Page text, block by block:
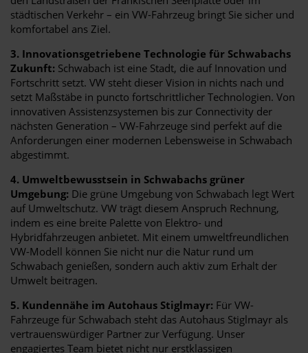
städtischen Verkehr – ein VW-Fahrzeug bringt Sie sicher und
komfortabel ans Ziel.
3. Innovationsgetriebene Technologie für Schwabachs
Zukunft: Schwabach ist eine Stadt, die auf Innovation und
Fortschritt setzt. VW steht dieser Vision in nichts nach und
setzt Maßstäbe in puncto fortschrittlicher Technologien. Von
innovativen Assistenzsystemen bis zur Connectivity der
nächsten Generation – VW-Fahrzeuge sind perfekt auf die
Anforderungen einer modernen Lebensweise in Schwabach
abgestimmt.
4. Umweltbewusstsein in Schwabachs grüner
Umgebung: Die grüne Umgebung von Schwabach legt Wert
auf Umweltschutz. VW trägt diesem Anspruch Rechnung,
indem es eine breite Palette von Elektro- und
Hybridfahrzeugen anbietet. Mit einem umweltfreundlichen
VW-Modell können Sie nicht nur die Natur rund um
Schwabach genießen, sondern auch aktiv zum Erhalt der
Umwelt beitragen.
5. Kundennähe im Autohaus Stiglmayr: Für VW-
Fahrzeuge für Schwabach steht das Autohaus Stiglmayr als
vertrauenswürdiger Partner zur Verfügung. Unser
engagiertes Team bietet nicht nur erstklassigen